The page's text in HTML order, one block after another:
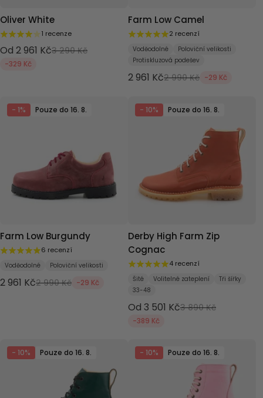
Oliver White
1 recenze
Od 2 961 Kč3 290 Kč
-329 Kč
Farm Low Camel
2 recenzí
Voděodolné
Poloviční velikosti
Protiskluzová podešev
2 961 Kč2 990 Kč -29 Kč
- 1% Pouze do 16. 8.
Farm Low Burgundy
6 recenzí
Voděodolné Poloviční velikosti
2 961 Kč2 990 Kč -29 Kč
- 10% Pouze do 16. 8.
Derby High Farm Zip
Cognac
4 recenzí
Šité Volitelné zateplení
Tři šířky
33-48
Od 3 501 Kč3 890 Kč
-389 Kč
- 10% Pouze do 16. 8. - 10% Pouze do 16. 8.